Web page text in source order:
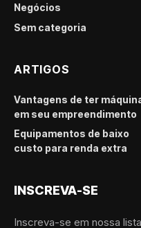
Negócios
Sem categoria
ARTIGOS
Vantagens de ter
em seu empreendimento
Equipamentos de baixo
custo para renda extra
INSCREVA-SE
Inscreva-se em nossa